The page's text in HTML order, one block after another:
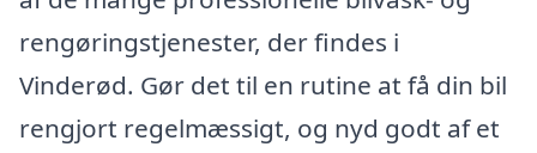
rengøringstjenester, der findes i
Vinderød. Gør det til en rutine at få din bil
rengjort regelmæssigt, og nyd godt af et